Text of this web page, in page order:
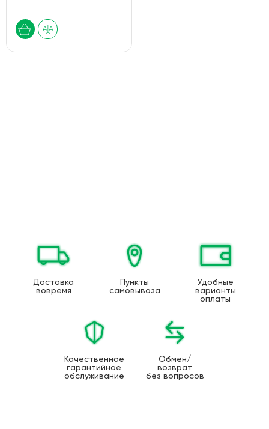
Доставка
вовремя
Пункты
самовывоза
Удобные
варианты
оплаты
Качественное
гарантийное
обслуживание
Обмен/
возврат
без вопросов